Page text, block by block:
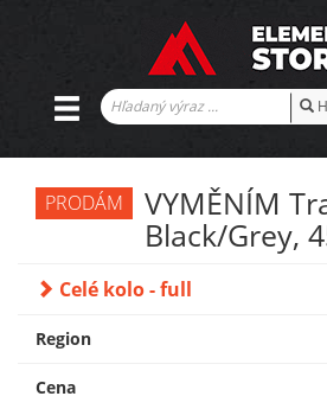
PRODÁM VYMĚNÍM
Black/Grey,
Celé kolo - full
Region
Cena